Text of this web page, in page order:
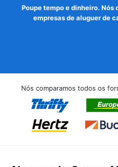
Poupe tempo e dinheiro. Nós
empresas de aluguer de
Nós comparamos todos os